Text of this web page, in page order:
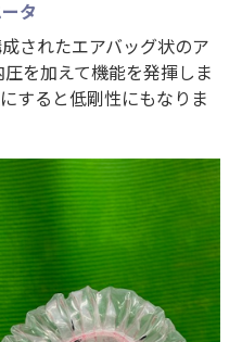
タ
されたエアバッグ状のア
を加えて機能を発揮しま
すると低剛性にもなりま